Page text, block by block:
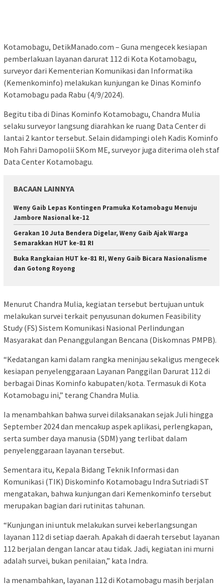
Kotamobagu, DetikManado.com – Guna mengecek kesiapan
pemberlakuan layanan darurat 112 di Kota Kotamobagu,
surveyor dari Kementerian Komunikasi dan Informatika
(Kemenkominfo) melakukan kunjungan ke Dinas Kominfo
Kotamobagu pada Rabu (4/9/2024).
Begitu tiba di Dinas Kominfo Kotamobagu, Chandra Mulia
selaku surveyor langsung diarahkan ke ruang Data Center di
lantai 2 kantor tersebut. Selain didampingi oleh Kadis Kominfo
Moh Fahri Damopolii SKom ME, surveyor juga diterima oleh staf
Data Center Kotamobagu.
BACAAN LAINNYA
Weny Gaib Lepas Kontingen Pramuka Kotamobagu Menuju
Jambore Nasional ke-12
Gerakan 10 Juta Bendera Digelar, Weny Gaib Ajak Warga
Semarakkan HUT ke-81 RI
Buka Rangkaian HUT ke-81 RI, Weny Gaib Bicara Nasionalisme
dan Gotong Royong
Menurut Chandra Mulia, kegiatan tersebut bertujuan untuk
melakukan survei terkait penyusunan dokumen Feasibility
Study (FS) Sistem Komunikasi Nasional Perlindungan
Masyarakat dan Penanggulangan Bencana (Diskomnas PMPB).
“Kedatangan kami dalam rangka meninjau sekaligus mengecek
kesiapan penyelenggaraan Layanan Panggilan Darurat 112 di
berbagai Dinas Kominfo kabupaten/kota. Termasuk di Kota
Kotamobagu ini,” terang Chandra Mulia.
Ia menambahkan bahwa survei dilaksanakan sejak Juli hingga
September 2024 dan mencakup aspek aplikasi, perlengkapan,
serta sumber daya manusia (SDM) yang terlibat dalam
penyelenggaraan layanan tersebut.
Sementara itu, Kepala Bidang Teknik Informasi dan
Komunikasi (TIK) Diskominfo Kotamobagu Indra Sutriadi ST
mengatakan, bahwa kunjungan dari Kemenkominfo tersebut
merupakan bagian dari rutinitas tahunan.
“Kunjungan ini untuk melakukan survei keberlangsungan
layanan 112 di setiap daerah. Apakah di daerah tersebut layanan
112 berjalan dengan lancar atau tidak. Jadi, kegiatan ini murni
adalah survei, bukan penilaian,” kata Indra.
Ia menambahkan, layanan 112 di Kotamobagu masih berjalan